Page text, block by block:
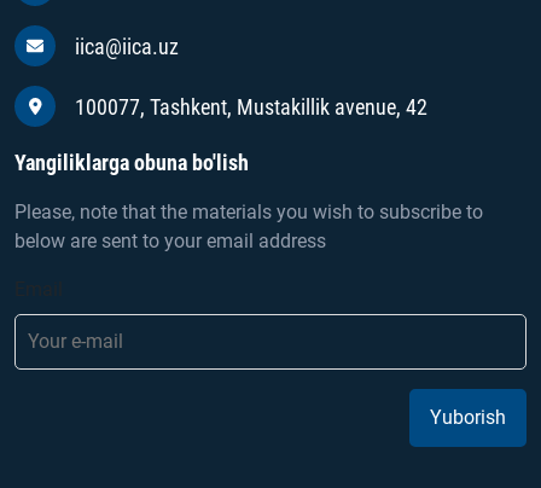
iica@iica.uz
100077, Tashkent, Mustakillik avenue, 42
Yangiliklarga obuna bo'lish
Please, note that the materials you wish to subscribe to
below are sent to your email address
Yuborish